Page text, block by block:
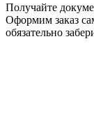
Получайте
Оформим заказ
обязательно